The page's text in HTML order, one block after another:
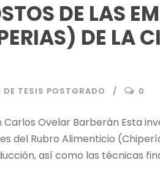
DE LAS
DE LA
DE TESIS POSTGRADO 0
Ovelar Barberán Esta
del Rubro Alimenticio
así como las técnicas